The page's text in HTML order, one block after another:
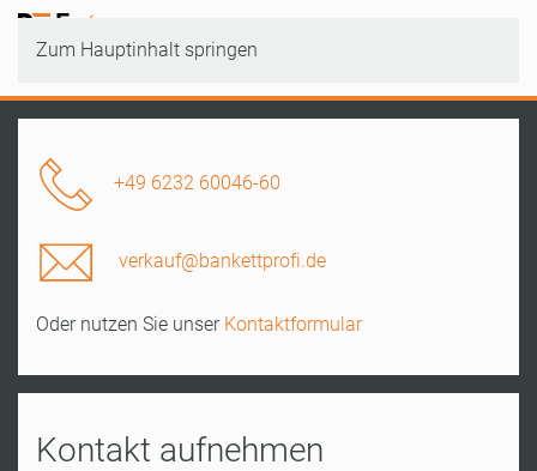
Zum Hauptinhalt springen
+49 6232 60046-60
verkauf@bankettprofi.de
Oder nutzen Sie unser Kontaktformular
Kontakt aufnehmen